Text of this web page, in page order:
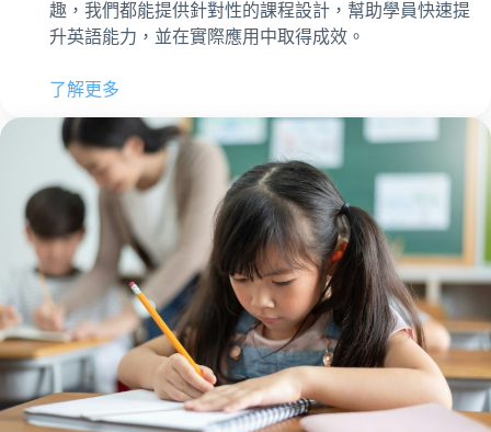
趣，我們都能提供針對性的課程設計，幫助學員快速提
升英語能力，並在實際應用中取得成效。
了解更多